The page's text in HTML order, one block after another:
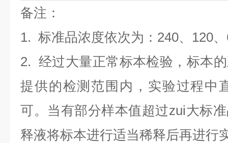
备注 ：
1. 标准品浓度依次为：240、120
2. 经过大量正常标本检验，标本
提供的检测范围内，实验过程中
可。当有部分样本值超过zui大标
释液将标本进行适当稀释后再进行